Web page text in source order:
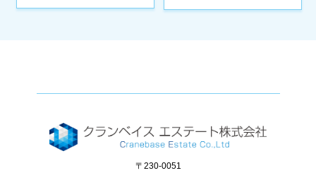
〒230-0051